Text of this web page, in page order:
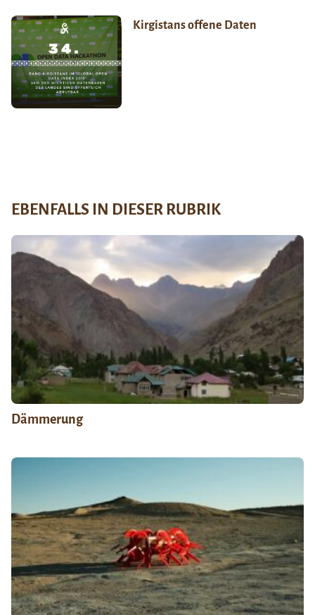
Kirgistans offene Daten
EBENFALLS IN DIESER RUBRIK
Dämmerung